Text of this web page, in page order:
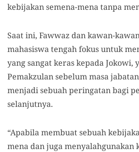
kebijakan semena-mena tanpa
Saat ini, Fawwaz dan kawan-
mahasiswa tengah fokus untuk
yang sangat keras kepada Jokowi,
Pemakzulan sebelum masa
menjadi sebuah peringatan bagi
selanjutnya.
“Apabila membuat sebuah
mena dan juga menyalahgunakan